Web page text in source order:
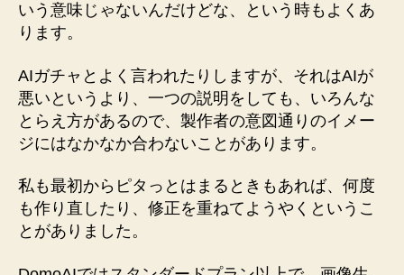
いう意味じゃないんだけどな、という時もよくあ
ります。
AIガチャとよく言われたりしますが、それはAIが
悪いというより、一つの説明をしても、いろんな
とらえ方があるので、製作者の意図通りのイメー
ジにはなかなか合わないことがあります。
私も最初からピタっとはまるときもあれば、何度
も作り直したり、修正を重ねてようやくというこ
とがありました。